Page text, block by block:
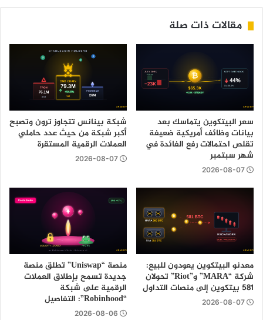
مقالات ذات صلة
سعر البيتكوين يتماسك بعد
بيانات وظائف أمريكية ضعيفة
تقلص احتمالات رفع الفائدة في
شهر سبتمبر
2026-08-07
شبكة بينانس تتجاوز ترون وتصبح
أكبر شبكة من حيث عدد حاملي
العملات الرقمية المستقرة
2026-08-07
معدنو البيتكوين يعودون للبيع:
شركة “MARA” و”Riot” تحولان
581 بيتكوين إلى منصات التداول
2026-08-07
منصة “Uniswap” تطلق منصة
جديدة تسمح بإطلاق العملات
الرقمية على شبكة
“Robinhood”: التفاصيل
2026-08-06